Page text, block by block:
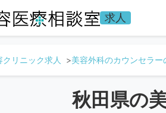
求人
クリニック求人 美容外科のカウンセラー
秋田県の